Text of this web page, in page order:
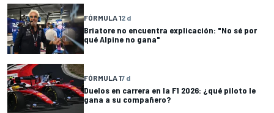
FÓRMULA 12 d
Briatore no encuentra explicación: "No sé por
qué Alpine no gana"
FÓRMULA 17 d
Duelos en carrera en la F1 2026: ¿qué piloto le
gana a su compañero?